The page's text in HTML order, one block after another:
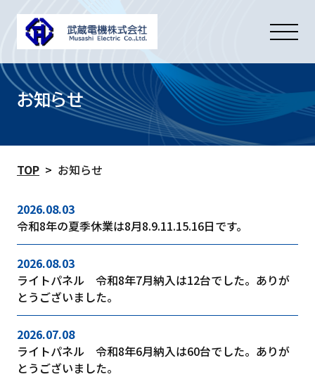
お知らせ
TOP > お知らせ
2026.08.03
令和8年の夏季休業は8月8.9.11.15.16日です。
2026.08.03
ライトパネル 令和8年7月納入は12台でした。ありが
とうございました。
2026.07.08
ライトパネル 令和8年6月納入は60台でした。ありが
とうございました。